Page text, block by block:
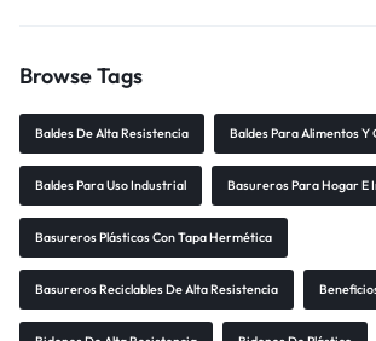
Browse Tags
Baldes De Alta Resistencia Baldes Para Alimentos Y
Baldes Para Uso Industrial Basureros Para Hogar E
Basureros Plásticos Con Tapa Hermética
Basureros Reciclables De Alta Resistencia